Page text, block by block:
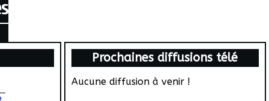
Prochaines diffusions télé
Aucune diffusion à venir !